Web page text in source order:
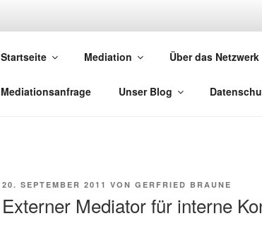
NETZWERK-
Startseite Mediation Über das Netzwerk
Mediationsanfrage Unser Blog
VERÖFFENTLICHT
20. SEPTEMBER 2011 VON GERFRIED BRAUNE
Externer Mediator für interne